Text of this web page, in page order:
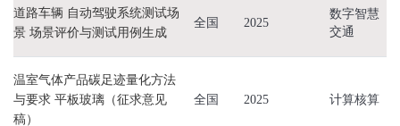
道路车辆 自动驾驶系统测试场
景 场景评价与测试用例生成
全国 2025
数字智慧
交通
温室气体产品碳足迹量化方法
与要求 平板玻璃（征求意见
稿）
全国 2025 计算核算